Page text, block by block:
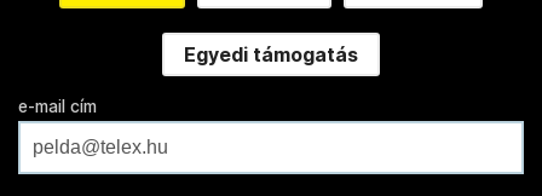
Egyedi támogatás
e-mail cím